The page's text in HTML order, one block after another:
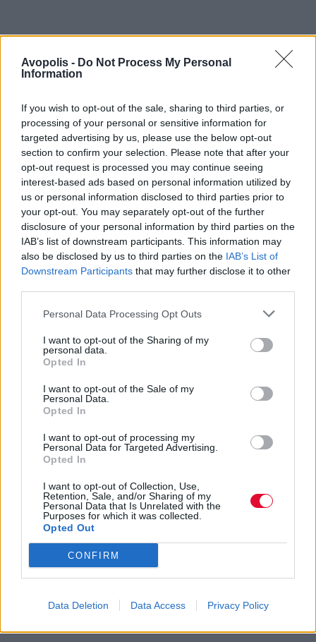
Avopolis - Do Not Process My Personal
Information
If you wish to opt-out of the sale, sharing to third parties, or
processing of your personal or sensitive information for
targeted advertising by us, please use the below opt-out
section to confirm your selection. Please note that after your
opt-out request is processed you may continue seeing
interest-based ads based on personal information utilized by
us or personal information disclosed to third parties prior to
your opt-out. You may separately opt-out of the further
disclosure of your personal information by third parties on the
IAB’s list of downstream participants. This information may
also be disclosed by us to third parties on the IAB’s List of
Downstream Participants that may further disclose it to other
Personal Data Processing Opt Outs
I want to opt-out of the Sharing of my
personal data.
Opted In
I want to opt-out of the Sale of my
Personal Data.
Opted In
I want to opt-out of processing my
Personal Data for Targeted Advertising.
Opted In
I want to opt-out of Collection, Use,
Retention, Sale, and/or Sharing of my
Personal Data that Is Unrelated with the
Purposes for which it was collected.
Opted Out
CONFIRM
Data Deletion Data Access Privacy Policy